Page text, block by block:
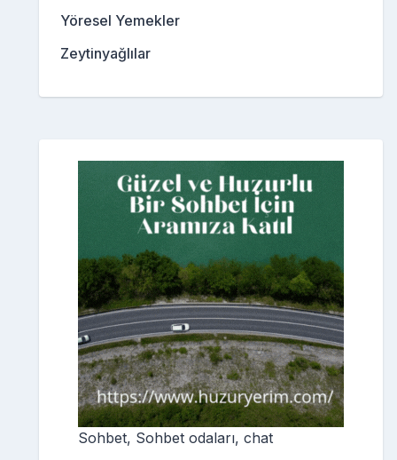
Yöresel Yemekler
Zeytinyağlılar
Sohbet, Sohbet odaları, chat